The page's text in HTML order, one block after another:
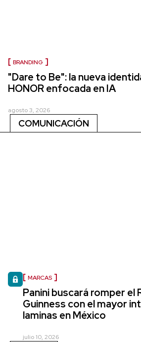
BRANDING
"Dare to Be": la nueva
HONOR enfocada en IA
agosto 3, 2026
COMUNICACIÓN
MARCAS
Panini buscará romper el
Guinness con el mayor
laminas en México
julio 10, 2026